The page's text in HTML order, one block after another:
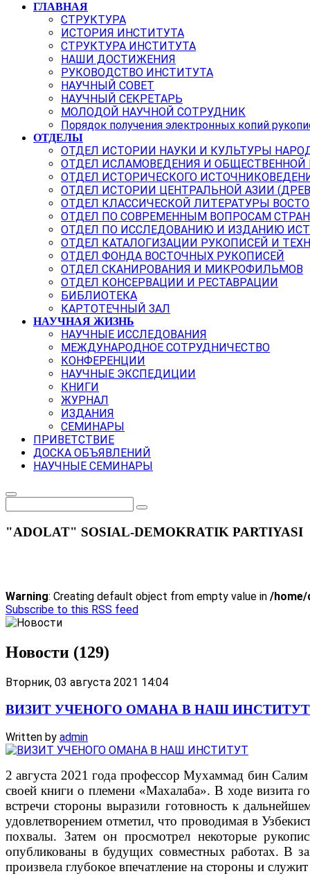
ГЛАВНАЯ
СТРУКТУРА
ИСТОРИЯ ИНСТИТУТА
СТРУКТУРА ИНСТИТУТА
НАШИ ДОСТИЖЕНИЯ
РУКОВОДСТВО ИНСТИТУТА
НАУЧНЫЙ СОВЕТ
НАУЧНЫЙ СЕКРЕТАРЬ
МОЛОДОЙ НАУЧНОЙ СОТРУДНИК
Порядок получения электронных копий
ОТДЕЛЫ
ОТДЕЛ ИСТОРИИ НАУКИ И КУЛЬТУРЫ
ОТДЕЛ ИСЛАМОВЕДЕНИЯ И
ОТДЕЛ ИСТОРИЧЕСКОГО
ОТДЕЛ ИСТОРИИ ЦЕНТРАЛЬНОЙ АЗИИ
ОТДЕЛ КЛАССИЧЕСКОЙ ЛИТЕРАТУРЫ
ОТДЕЛ ПО СОВРЕМЕННЫМ ВОПРОСАМ
ОТДЕЛ ПО ИССЛЕДОВАНИЮ И ИЗДАНИЮ
ОТДЕЛ КАТАЛОГИЗАЦИИ РУКОПИСЕЙ И
ОТДЕЛ ФОНДА ВОСТОЧНЫХ РУКОПИСЕЙ
ОТДЕЛ СКАНИРОВАНИЯ И МИКРОФИЛЬМОВ
ОТДЕЛ КОНСЕРВАЦИИ И РЕСТАВРАЦИИ
БИБЛИОТЕКА
КАРТОТЕЧНЫЙ ЗАЛ
НАУЧНАЯ ЖИЗНЬ
НАУЧНЫЕ ИССЛЕДОВАНИЯ
МЕЖДУНАРОДНОЕ СОТРУДНИЧЕСТВО
КОНФЕРЕНЦИИ
НАУЧНЫЕ ЭКСПЕДИЦИИ
КНИГИ
ЖУРНАЛ
ИЗДАНИЯ
СЕМИНАРЫ
ПРИВЕТСТВИЕ
ДОСКА ОБЪЯВЛЕНИЙ
НАУЧНЫЕ СЕМИНАРЫ
"ADOLAT" SOSIAL-DEMOKRATIK PARTIYASI
Warning: Creating default object from empty value in /home/
Subscribe to this RSS feed
Новости (129)
Вторник, 03 августа 2021 14:04
ВИЗИТ УЧЕНОГО ОМАНА В НАШ ИНСТИТУТ
Written by admin
2 августа 2021 года профессор Мухаммад бин
своей книги о племени «Махалаба». В ходе визита
встречи стороны выразили готовность к
удовлетворением отметил, что проводимая в
похвалы. Затем он просмотрел некоторые
опубликованы в будущих совместных работах. В
произвела глубокое впечатление на стороны и